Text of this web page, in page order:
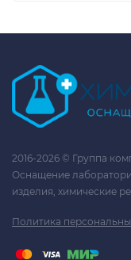
2016-2026 © Группа
Оснащение
изделия, химические
Политика